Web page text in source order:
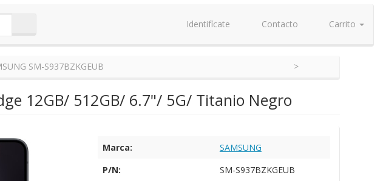
Identifícate Contacto Carrito
SM-S937BZKGEUB
12GB/ 512GB/ 6.7"/ 5G/ Titanio Negro
Marca:
SAMSUNG
P/N:
SM-S937BZKGEUB